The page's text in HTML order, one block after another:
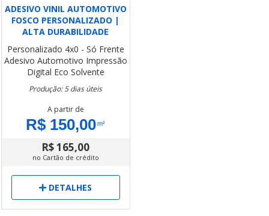
ADESIVO VINIL AUTOMOTIVO
FOSCO PERSONALIZADO |
ALTA DURABILIDADE
Personalizado 4x0 - Só Frente
Adesivo Automotivo Impressão
Digital Eco Solvente
Produção: 5 dias úteis
A partir de
R$ 150,00m²
R$ 165,00
no Cartão de crédito
DETALHES